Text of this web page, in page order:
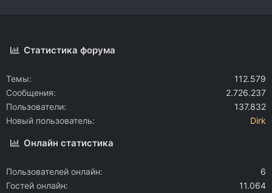
Статистика форума
Темы
112.579
Сообщения
2.726.237
Пользователи
137.832
Новый пользователь
Dirk
Онлайн статистика
Пользователей онлайн
6
Гостей онлайн
11.064